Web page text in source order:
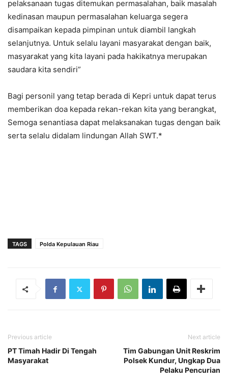
pelaksanaan tugas ditemukan permasalahan, baik masalah
kedinasan maupun permasalahan keluarga segera
disampaikan kepada pimpinan untuk diambil langkah
selanjutnya. Untuk selalu layani masyarakat dengan baik,
masyarakat yang kita layani pada hakikatnya merupakan
saudara kita sendiri”
Bagi personil yang tetap berada di Kepri untuk dapat terus
memberikan doa kepada rekan-rekan kita yang berangkat,
Semoga senantiasa dapat melaksanakan tugas dengan baik
serta selalu didalam lindungan Allah SWT.*
TAGS Polda Kepulauan Riau
Previous article
PT Timah Hadir Di Tengah
Masyarakat
Next article
Tim Gabungan Unit Reskrim
Polsek Kundur, Ungkap Dua
Pelaku Pencurian